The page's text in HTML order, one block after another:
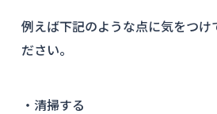
例えば下記のような点に気をつけ
ださい。
・清掃する